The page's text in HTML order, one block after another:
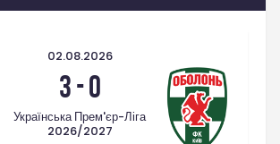
02.08.2026
3-0
Українська Прем'єр-Ліга
2026/2027